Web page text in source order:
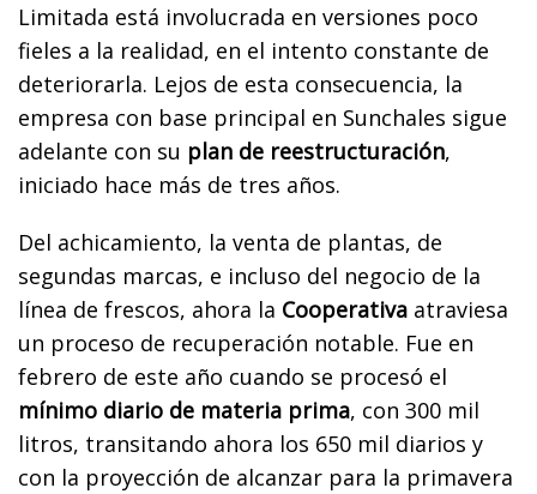
Limitada está involucrada en versiones poco
fieles a la realidad, en el intento constante de
deteriorarla. Lejos de esta consecuencia, la
empresa con base principal en Sunchales sigue
adelante con su plan de reestructuración,
iniciado hace más de tres años.
Del achicamiento, la venta de plantas, de
segundas marcas, e incluso del negocio de la
línea de frescos, ahora la Cooperativa atraviesa
un proceso de recuperación notable. Fue en
febrero de este año cuando se procesó el
mínimo diario de materia prima, con 300 mil
litros, transitando ahora los 650 mil diarios y
con la proyección de alcanzar para la primavera